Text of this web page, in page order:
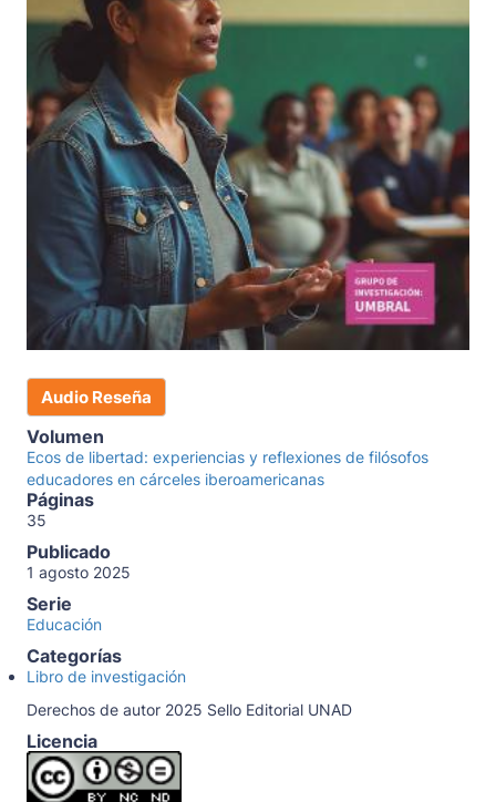
Audio Reseña
Volumen
Ecos de libertad: experiencias y reflexiones de filósofos
educadores en cárceles iberoamericanas
Páginas
35
Publicado
1 agosto 2025
Serie
Educación
Categorías
Libro de investigación
Derechos de autor 2025 Sello Editorial UNAD
Licencia